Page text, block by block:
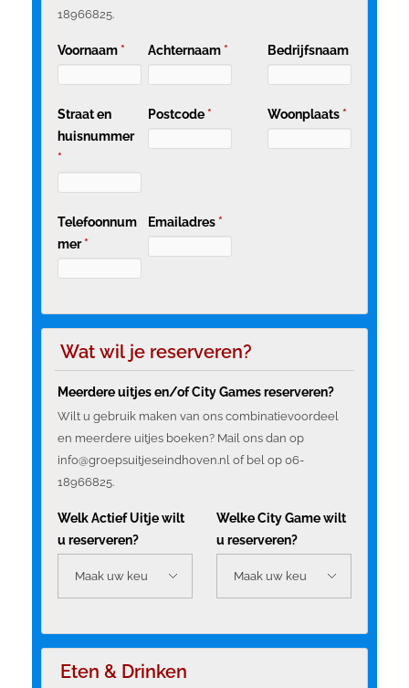
18966825.
Voornaam * Achternaam * Bedrijfsnaam
Straat en
huisnummer
*
Postcode * Woonplaats *
Telefoonnum
mer*
Emailadres *
Wat wil je reserveren?
Meerdere uitjes en/of City Games reserveren?
Wilt u gebruik maken van ons combinatievoordeel
en meerdere uitjes boeken? Mail ons dan op
info@groepsuitjeseindhoven.nl of bel op 06-
18966825.
Welk Actief Uitje wilt
u reserveren?
Welke City Game wilt
u reserveren?
Eten & Drinken